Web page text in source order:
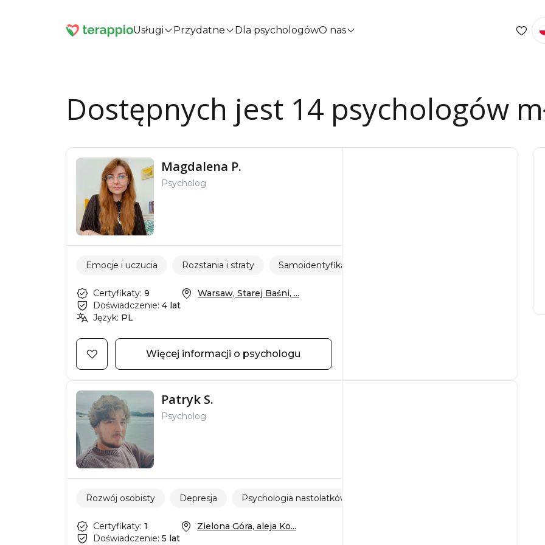
Usługi Przydatne Dla psychologówO nas
Dostępnych jest 14 psychologów
Magdalena P.
Psycholog
Emocje i uczucia Rozstania i straty Samoidentyfikacja
Certyfikaty: 9
Doświadczenie: 4 lat
Język: PL
Warsaw, Starej Baśni, ...
Więcej informacji o psychologu
Patryk S.
Psycholog
Rozwój osobisty Depresja Psychologia nastolatków
Certyfikaty: 1
Doświadczenie: 5 lat
Zielona Góra, aleja Ko...